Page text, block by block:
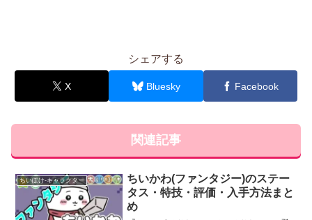
シェアする
X Bluesky Facebook
関連記事
ちいぽけ-キャラクター
ちいかわ(ファンタジー)のステー
タス・特技・評価・入手方法まと
め